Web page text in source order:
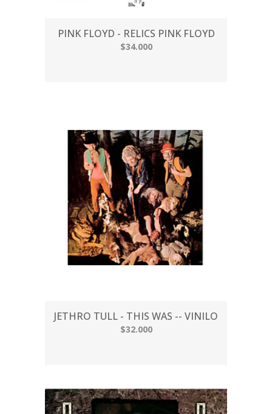
PINK FLOYD - RELICS PINK FLOYD
$34.000
JETHRO TULL - THIS WAS -- VINILO
$32.000